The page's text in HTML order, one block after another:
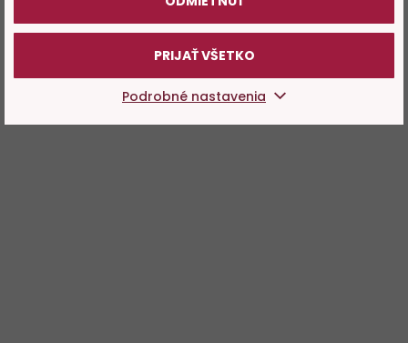
PRIJAŤ VŠETKO
Podrobné nastavenia